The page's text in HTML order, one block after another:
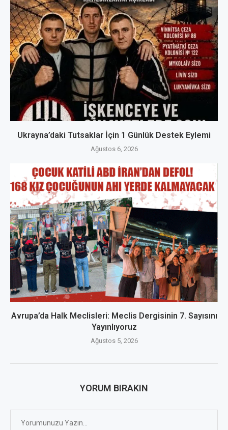
Ukrayna’daki Tutsaklar İçin 1 Günlük Destek Eylemi
Ağustos 6, 2026
Avrupa’da Halk Meclisleri: Meclis Dergisinin 7. Sayısını
Yayınlıyoruz
Ağustos 5, 2026
YORUM BIRAKIN